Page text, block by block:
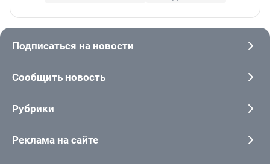
Подписаться на новости
Сообщить новость
Рубрики
Реклама на сайте